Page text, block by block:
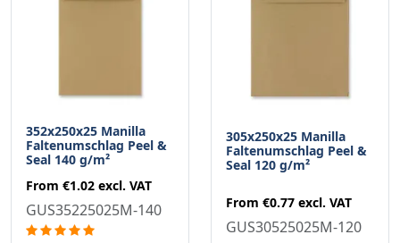
352x250x25 Manilla
Faltenumschlag Peel &
Seal 140 g/m²
From €1.02 excl. VAT
GUS35225025M-140
305x250x25 Manilla
Faltenumschlag Peel &
Seal 120 g/m²
From €0.77 excl. VAT
GUS30525025M-120